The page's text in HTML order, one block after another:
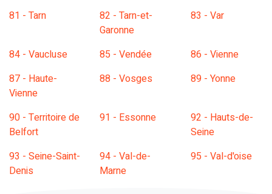
81 - Tarn
82 - Tarn-et-
Garonne
83 - Var
84 - Vaucluse 85 - Vendée
86 - Vienne
87 - Haute-
Vienne
88 - Vosges 89 - Yonne
90 - Territoire de
Belfort
91 - Essonne
92 - Hauts-de-
Seine
93 - Seine-Saint-
Denis
94 - Val-de-
Marne
95 - Val-d'oise